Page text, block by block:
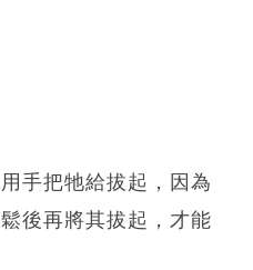
手把牠給拔起，因為
後再將其拔起，才能